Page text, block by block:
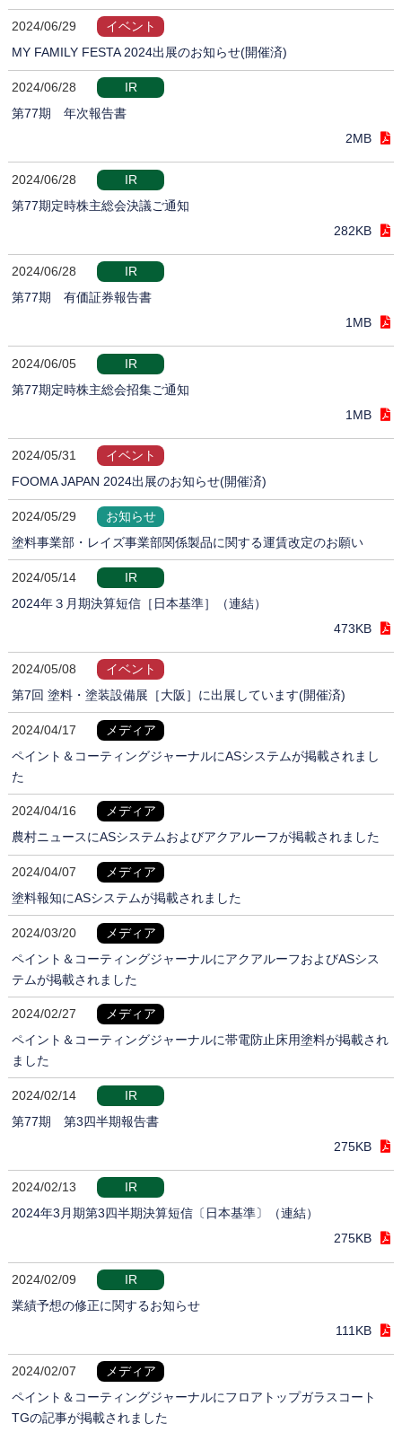
2024/06/29
イベント
MY FAMILY FESTA 2024出展のお知らせ(開催済)
2024/06/28
IR
第77期 年次報告書
2MB
2024/06/28
IR
第77期定時株主総会決議ご通知
282KB
2024/06/28
IR
第77期 有価証券報告書
1MB
2024/06/05
IR
第77期定時株主総会招集ご通知
1MB
2024/05/31
イベント
FOOMA JAPAN 2024出展のお知らせ(開催済)
2024/05/29
お知らせ
塗料事業部・レイズ事業部関係製品に関する運賃改定のお願い
2024/05/14
IR
2024年３月期決算短信［日本基準］（連結）
473KB
2024/05/08
イベント
第7回 塗料・塗装設備展［大阪］に出展しています(開催済)
2024/04/17
メディア
ペイント＆コーティングジャーナルにASシステムが掲載されまし
た
2024/04/16
メディア
農村ニュースにASシステムおよびアクアルーフが掲載されました
2024/04/07
メディア
塗料報知にASシステムが掲載されました
2024/03/20
メディア
ペイント＆コーティングジャーナルにアクアルーフおよびASシス
テムが掲載されました
2024/02/27
メディア
ペイント＆コーティングジャーナルに帯電防止床用塗料が掲載され
ました
2024/02/14
IR
第77期 第3四半期報告書
275KB
2024/02/13
IR
2024年3月期第3四半期決算短信〔日本基準〕（連結）
275KB
2024/02/09
IR
業績予想の修正に関するお知らせ
111KB
2024/02/07
メディア
ペイント＆コーティングジャーナルにフロアトップガラスコート
TGの記事が掲載されました